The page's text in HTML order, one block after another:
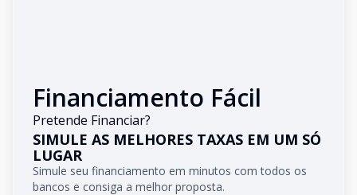
Financiamento Fácil
Pretende Financiar?
SIMULE AS MELHORES TAXAS EM UM SÓ
LUGAR
Simule seu financiamento em minutos com todos os
bancos e consiga a melhor proposta.